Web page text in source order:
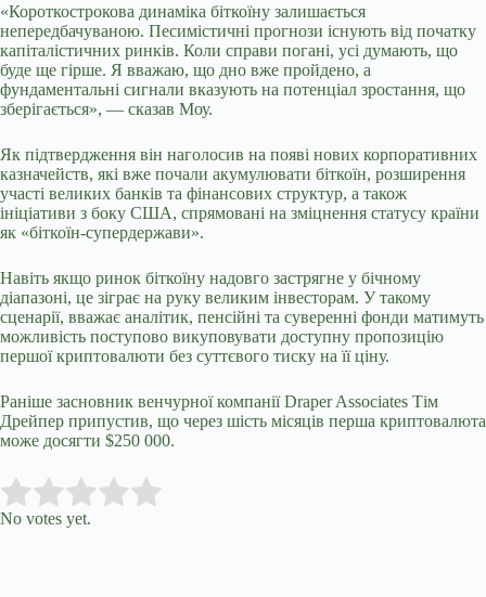
«Короткострокова динаміка біткоїну залишається
непередбачуваною. Песимістичні прогнози існують від початку
капіталістичних ринків. Коли справи погані, усі думають, що
буде ще гірше. Я вважаю, що дно вже пройдено, а
фундаментальні сигнали вказують на потенціал зростання, що
зберігається», — сказав Моу.
Як підтвердження він наголосив на появі нових корпоративних
казначейств, які вже почали акумулювати біткоїн, розширення
участі великих банків та фінансових структур, а також
ініціативи з боку США, спрямовані на зміцнення статусу країни
як «біткоїн-супердержави».
Навіть якщо ринок біткоїну надовго застрягне у бічному
діапазоні, це зіграє на руку великим інвесторам. У такому
сценарії, вважає аналітик, пенсійні та суверенні фонди матимуть
можливість поступово викуповувати доступну пропозицію
першої криптовалюти без суттєвого тиску на її ціну.
Раніше засновник венчурної компанії Draper Associates Тім
Дрейпер припустив, що через шість місяців перша криптовалюта
може досягти $250 000.
Rate this item:
No votes yet.